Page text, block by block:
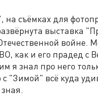
съёмках для
выставка
войне.
как и его прадед с
я знал про него
"Зимой" всё куда